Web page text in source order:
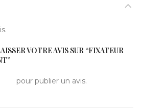
VOTRE AVIS SUR “FIXATEUR
pour publier un avis.